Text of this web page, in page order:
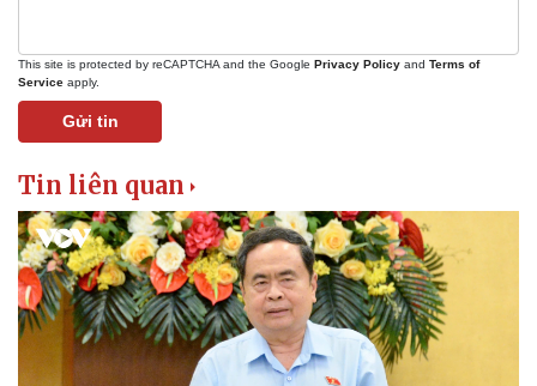
This site is protected by reCAPTCHA and the Google Privacy Policy and Terms of
Service apply.
Gửi tin
Tin liên quan